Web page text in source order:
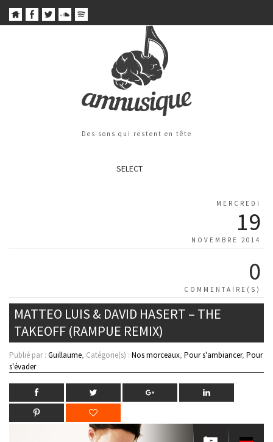
Des sons qui restent en tête
SELECT
MERCREDI
19
NOVEMBRE 2014
0
COMMENTAIRE(S)
MATTEO LUIS & DAVID HASERT – THE
TAKEOFF (RAMPUE REMIX)
Publié par : Guillaume, Catégorie(s) : Nos morceaux, Pour s'ambiancer, Pour
s'évader